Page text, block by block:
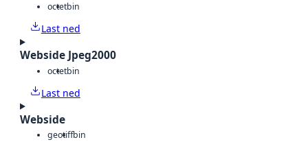
octetbin
Last ned
Webside Jpeg2000
octetbin
Last ned
Webside
geotiffbin